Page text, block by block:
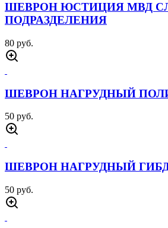
ШЕВРОН ЮСТИЦИЯ МВД
ПОДРАЗДЕЛЕНИЯ
80 руб.
ШЕВРОН НАГРУДНЫЙ
50 руб.
ШЕВРОН НАГРУДНЫЙ
50 руб.